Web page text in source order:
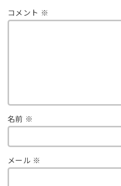
コメント ※
名前 ※
メール ※